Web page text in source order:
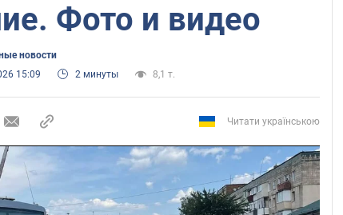
Фото и видео
новости
15:09 2 минуты 8,1 т.
Читати українською